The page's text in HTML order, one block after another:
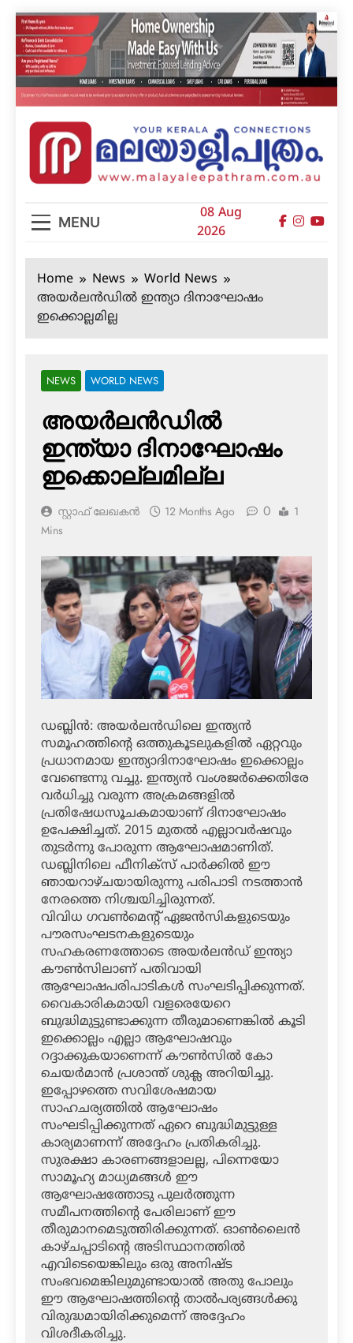
Skip
to
content
മലയാളിപത്രം
MENU
08 Aug
2026
Home News
World News
അയര്‍ലന്‍ഡില്‍ ഇന്ത്യാ ദിനാഘോഷം
ഇക്കൊല്ലമില്ല
NEWS WORLD NEWS
അയര്‍ലന്‍ഡില്‍
ഇന്ത്യാ ദിനാഘോഷം
ഇക്കൊല്ലമില്ല
സ്റ്റാഫ് ലേഖകൻ 12 Months Ago 0
1
Mins
ഡബ്ലിന്‍: അയര്‍ലന്‍ഡിലെ ഇന്ത്യന്‍
സമൂഹത്തിന്റെ ഒത്തുകൂടലുകളില്‍ ഏറ്റവും
പ്രധാനമായ ഇന്ത്യാദിനാഘോഷം ഇക്കൊല്ലം
വേണ്ടെന്നു വച്ചു. ഇന്ത്യന്‍ വംശജര്‍ക്കെതിരേ
വര്‍ധിച്ചു വരുന്ന അക്രമങ്ങളില്‍
പ്രതിഷേധസൂചകമായാണ് ദിനാഘോഷം
ഉപേക്ഷിച്ചത്. 2015 മുതല്‍ എല്ലാവര്‍ഷവും
തുടര്‍ന്നു പോരുന്ന ആഘോഷമാണിത്.
ഡബ്ലിനിലെ ഫീനിക്‌സ് പാര്‍ക്കില്‍ ഈ
ഞായറാഴ്ചയായിരുന്നു പരിപാടി നടത്താന്‍
നേരത്തെ നിശ്ചയിച്ചിരുന്നത്.
വിവിധ ഗവണ്‍മെന്റ് ഏജന്‍സികളുടെയും
പൗരസംഘടനകളുടെയും
സഹകരണത്തോടെ അയര്‍ലന്‍ഡ് ഇന്ത്യാ
കൗണ്‍സിലാണ് പതിവായി
ആഘോഷപരിപാടികള്‍ സംഘടിപ്പിക്കുന്നത്.
വൈകാരികമായി വളരെയേറെ
ബുദ്ധിമുട്ടുണ്ടാക്കുന്ന തീരുമാണെങ്കില്‍ കൂടി
ഇക്കൊല്ലം എല്ലാ ആഘോഷവും
റദ്ദാക്കുകയാണെന്ന് കൗണ്‍സില്‍ കോ
ചെയര്‍മാന്‍ പ്രശാന്ത് ശുക്ല അറിയിച്ചു.
ഇപ്പോഴത്തെ സവിശേഷമായ
സാഹചര്യത്തില്‍ ആഘോഷം
സംഘടിപ്പിക്കുന്നത് ഏറെ ബുദ്ധിമുട്ടുള്ള
കാര്യമാണന്ന് അദ്ദേഹം പ്രതികരിച്ചു.
സുരക്ഷാ കാരണങ്ങളാലല്ല, പിന്നെയോ
സാമൂഹ്യ മാധ്യമങ്ങള്‍ ഈ
ആഘോഷത്തോടു പുലര്‍ത്തുന്ന
സമീപനത്തിന്റെ പേരിലാണ് ഈ
തീരുമാനമെടുത്തിരിക്കുന്നത്. ഓണ്‍ലൈന്‍
കാഴ്ചപ്പാടിന്റെ അടിസ്ഥാനത്തില്‍
എവിടെയെങ്കിലും ഒരു അനിഷ്ട
സംഭവമെങ്കിലുമുണ്ടായാല്‍ അതു പോലും
ഈ ആഘോഷത്തിന്റെ താല്‍പര്യങ്ങള്‍ക്കു
വിരുദ്ധമായിരിക്കുമെന്ന് അദ്ദേഹം
വിശദീകരിച്ചു.